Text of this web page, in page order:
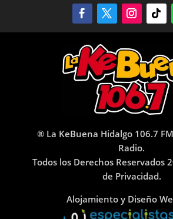
® La KeBuena Hidalgo 106.7
Radio.
Todos los Derechos Reservados
de Privacidad.
Alojamiento y Diseño